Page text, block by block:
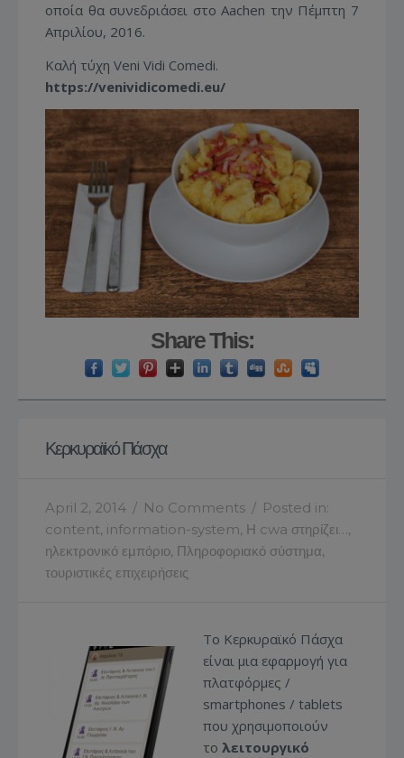
οποία θα συνεδριάσει στο Aachen την Πέμπτη 7
Απριλίου, 2016.
Καλή τύχη Veni Vidi Comedi.
https://venividicomedi.eu/
Share This:
Κερκυραϊκό Πάσχα
April 2, 2014 / No Comments / Posted in:
content, information-system, Η cwa στηρίζει…,
ηλεκτρονικό εμπόριο, Πληροφοριακό σύστημα,
τουριστικές επιχειρήσεις
Το Κερκυραϊκό Πάσχα
είναι μια εφαρμογή για
πλατφόρμες /
smartphones / tablets
που χρησιμοποιούν
το λειτουργικό